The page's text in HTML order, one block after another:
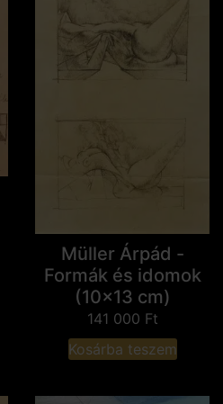
Müller Árpád -
Formák és idomok
(10x13 cm)
141 000 Ft
Kosárba teszem